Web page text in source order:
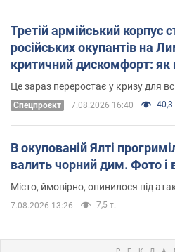
Третій армійський корпус
російських окупантів на
критичний дискомфорт: як
Це зараз переростає у кризу для
Cпецпроєкт 7.08.2026 16:40 40,3
В окупованій Ялті
валить чорний дим. Фото і
Місто, ймовірно, опинилося під
7.08.2026 13:26 7,5 т.